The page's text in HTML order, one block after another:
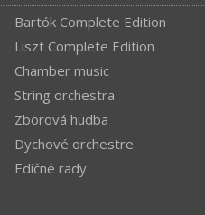
Bartók Complete Edition
Liszt Complete Edition
Chamber music
String orchestra
Zborová hudba
Dychové orchestre
Edičné rady